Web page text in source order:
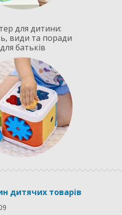
для дитини:
види та поради
для батьків
дитячих товарів